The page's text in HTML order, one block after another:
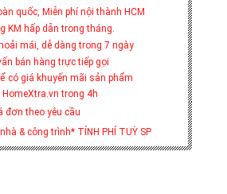
quốc, Miễn phí nội thành HCM
KM hấp dẫn trong tháng.
mái, dễ dàng trong 7 ngày
bán hàng trực tiếp gọi
có giá khuyến mãi sản phẩm
trong 4h
đơn theo yêu cầu
& công trình* TÍNH PHÍ TUỲ SP